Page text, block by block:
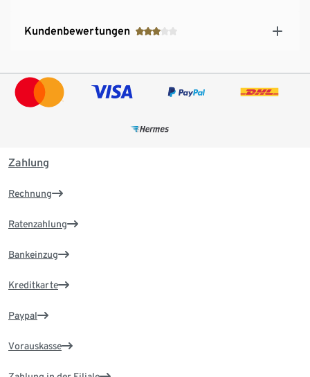
Kundenbewertungen
Zahlung
Rechnung
Ratenzahlung
Bankeinzug
Kreditkarte
Paypal
Vorauskasse